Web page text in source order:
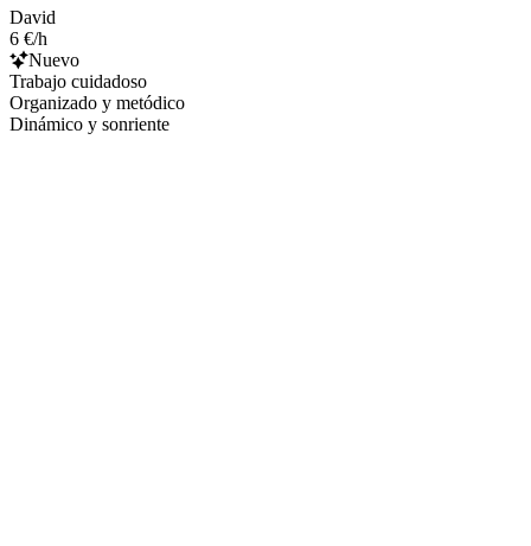
David
6 €/h
Nuevo
Trabajo cuidadoso
Organizado y metódico
Dinámico y sonriente